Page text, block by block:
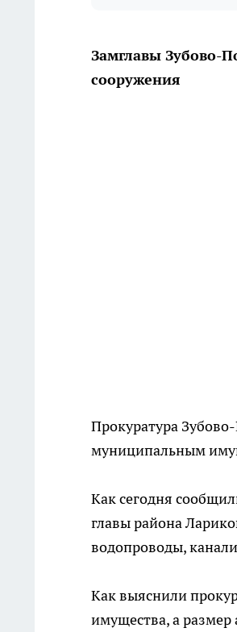
Замглавы Зубово-
сооружения
Прокуратура
муниципальным
Как сегодня
главы района
водопроводы,
Как выяснили
имущества, а